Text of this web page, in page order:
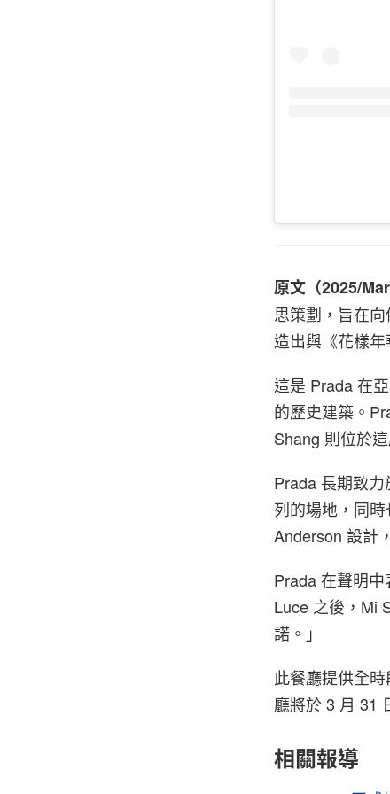
原文（2025/
思策劃，旨在
造出與《花樣
這是 Prada 在
的歷史建築。
Shang 則位於
Prada 長期致
列的場地，同
Anderson 設計
Prada 在聲明
Luce 之後，Mi
諾。」
此餐廳提供全
廳將於 3 月 31
相關報導